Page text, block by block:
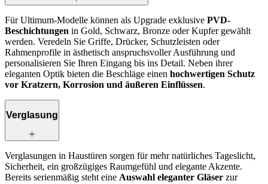
Für Ultimum-Modelle können als Upgrade exklusive PVD-
Beschichtungen in Gold, Schwarz, Bronze oder Kupfer gewählt
werden. Veredeln Sie Griffe, Drücker, Schutzleisten oder
Rahmenprofile in ästhetisch anspruchsvoller Ausführung und
personalisieren Sie Ihren Eingang bis ins Detail. Neben ihrer
eleganten Optik bieten die Beschläge einen hochwertigen Schutz
vor Kratzern, Korrosion und äußeren Einflüssen.
Verglasung
Verglasungen in Haustüren sorgen für mehr natürliches Tageslicht,
Sicherheit, ein großzügiges Raumgefühl und elegante Akzente.
Bereits serienmäßig steht eine Auswahl eleganter Gläser zur